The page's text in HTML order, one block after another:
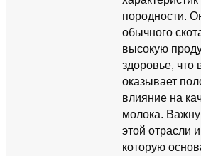
породности.
обычного
высокую
здоровье, что
оказывает
влияние на
молока.
этой отрасли
которую